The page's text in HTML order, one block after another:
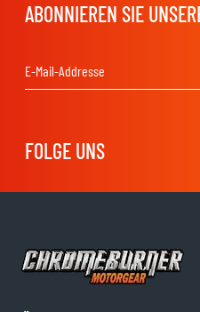
ABONNIEREN SIE
FOLGE UNS